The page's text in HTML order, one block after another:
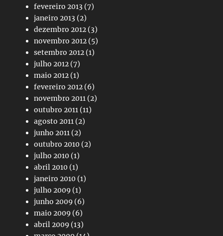
fevereiro 2013 (7)
janeiro 2013 (2)
dezembro 2012 (3)
novembro 2012 (5)
setembro 2012 (1)
julho 2012 (7)
maio 2012 (1)
fevereiro 2012 (6)
novembro 2011 (2)
outubro 2011 (11)
agosto 2011 (2)
junho 2011 (2)
outubro 2010 (2)
julho 2010 (1)
abril 2010 (1)
janeiro 2010 (1)
julho 2009 (1)
junho 2009 (6)
maio 2009 (6)
abril 2009 (13)